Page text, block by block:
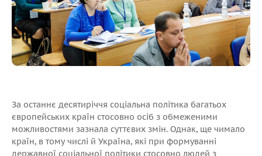
За останнє десятиріччя соціальна політика багатьох
європейських країн стосовно осіб з обмеженими
можливостями зазнала суттєвих змін. Однак, ще чимало
країн, в тому числі й Україна, які при формуванні
державної соціальної політики стосовно людей з